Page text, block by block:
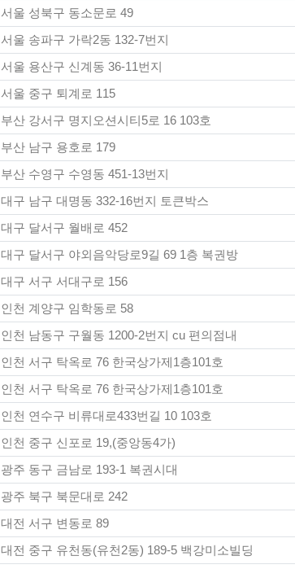
서울 성북구 동소문로 49
서울 송파구 가락2동 132-7번지
서울 용산구 신계동 36-11번지
서울 중구 퇴계로 115
부산 강서구 명지오션시티5로 16 103호
부산 남구 용호로 179
부산 수영구 수영동 451-13번지
대구 남구 대명동 332-16번지 토큰박스
대구 달서구 월배로 452
대구 달서구 야외음악당로9길 69 1층 복권방
대구 서구 서대구로 156
인천 계양구 임학동로 58
인천 남동구 구월동 1200-2번지 cu 편의점내
인천 서구 탁옥로 76 한국상가제1층101호
인천 서구 탁옥로 76 한국상가제1층101호
인천 연수구 비류대로433번길 10 103호
인천 중구 신포로 19,(중앙동4가)
광주 동구 금남로 193-1 복권시대
광주 북구 북문대로 242
대전 서구 변동로 89
대전 중구 유천동(유천2동) 189-5 백강미소빌딩